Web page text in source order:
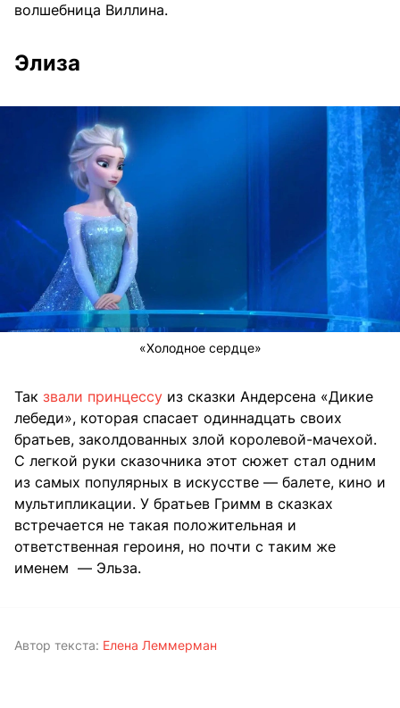
волшебница Виллина.
Элиза
«Холодное сердце»
Так звали принцессу из сказки Андерсена «Дикие
лебеди», которая спасает одиннадцать своих
братьев, заколдованных злой королевой-мачехой.
С легкой руки сказочника этот сюжет стал одним
из самых популярных в искусстве — балете, кино и
мультипликации. У братьев Гримм в сказках
встречается не такая положительная и
ответственная героиня, но почти с таким же
именем — Эльза.
Автор текста: Елена Леммерман